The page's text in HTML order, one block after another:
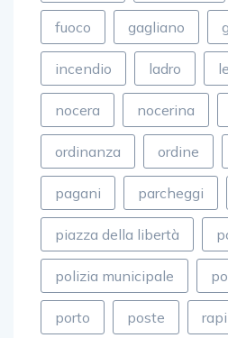
fuoco gagliano
incendio ladro
nocera nocerina
ordinanza ordine
pagani parcheggi
piazza della libertà
polizia municipale
porto poste